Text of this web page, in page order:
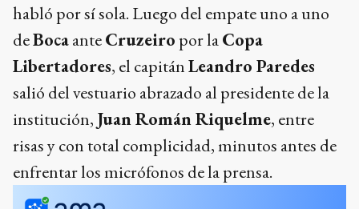
habló por sí sola. Luego del empate uno a uno
deBocaanteCruzeiro por laCopa
Libertadores, el capitánLeandro Paredes
salió del vestuario abrazado al presidente de la
institución, Juan Román Riquelme, entre
risas y con total complicidad, minutos antes de
enfrentar los micrófonos de la prensa.